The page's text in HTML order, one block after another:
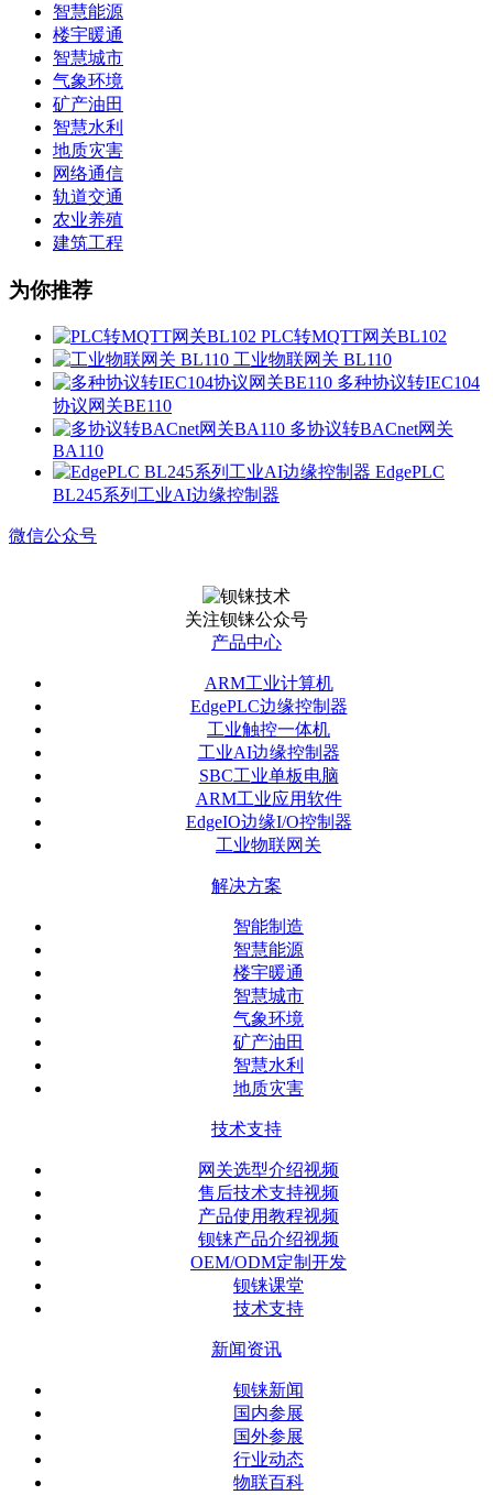
智慧能源
楼宇暖通
智慧城市
气象环境
矿产油田
智慧水利
地质灾害
网络通信
轨道交通
农业养殖
建筑工程
为你推荐
PLC转MQTT网关BL102
工业物联网关 BL110
多种协议转IEC104
协议网关BE110
多协议转BACnet网关
BA110
EdgePLC
BL245系列工业AI边缘控制器
微信公众号
关注钡铼公众号
产品中心
ARM工业计算机
EdgePLC边缘控制器
工业触控一体机
工业AI边缘控制器
SBC工业单板电脑
ARM工业应用软件
EdgeIO边缘I/O控制器
工业物联网关
解决方案
智能制造
智慧能源
楼宇暖通
智慧城市
气象环境
矿产油田
智慧水利
地质灾害
技术支持
网关选型介绍视频
售后技术支持视频
产品使用教程视频
钡铼产品介绍视频
OEM/ODM定制开发
钡铼课堂
技术支持
新闻资讯
钡铼新闻
国内参展
国外参展
行业动态
物联百科